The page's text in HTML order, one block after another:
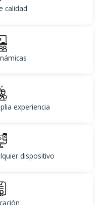
calidad
experiencia
dispositivo